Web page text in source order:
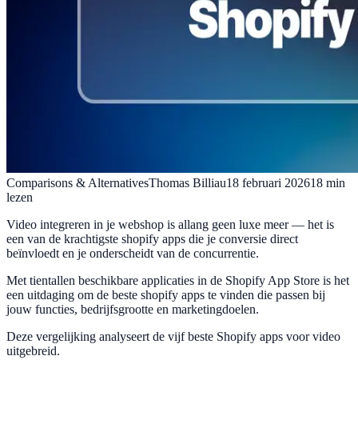
Comparisons & AlternativesThomas Billiau18 februari 202618 min
lezen
Video integreren in je webshop is allang geen luxe meer — het is
een van de krachtigste shopify apps die je conversie direct
beïnvloedt en je onderscheidt van de concurrentie.
Met tientallen beschikbare applicaties in de Shopify App Store is het
een uitdaging om de beste shopify apps te vinden die passen bij
jouw functies, bedrijfsgrootte en marketingdoelen.
Deze vergelijking analyseert de vijf beste Shopify apps voor video
uitgebreid.